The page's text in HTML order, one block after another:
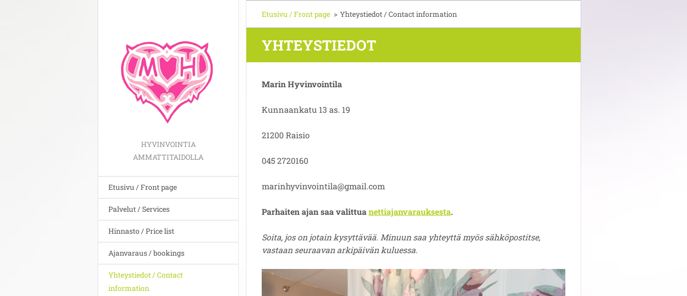
HYVINVOINTIA
AMMATTITAIDOLLA
Etusivu / Front page
Palvelut / Services
Hinnasto / Price list
Ajanvaraus / bookings
Yhteystiedot / Contact
information
Etusivu / Front page > Yhteystiedot / Contact information
YHTEYSTIEDOT
Marin Hyvinvointila
Kunnaankatu 13 as. 19
21200 Raisio
045 2720160
marinhyvinvointila@gmail.com
Parhaiten ajan saa valittuanettiajanvarauksesta.
Soita, jos on jotain kysyttävää. Minuun saa yhteyttä myössähköpostitse,
vastaan seuraavan arkipäivän kuluessa.